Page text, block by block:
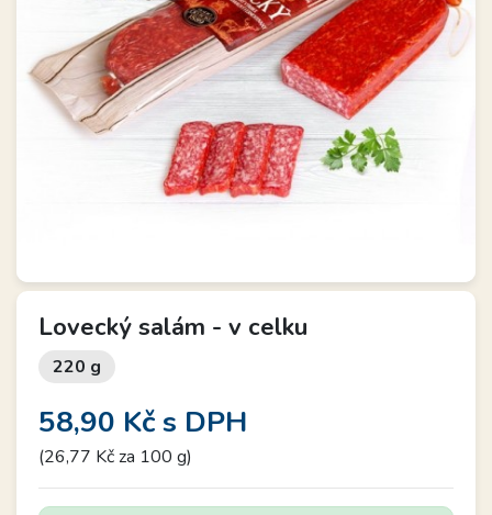
Lovecký salám - v celku
220 g
58,90 Kčs DPH
(26,77 Kč za 100 g)